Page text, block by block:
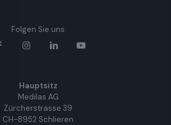
Folgen Sie uns
Hauptsitz
Medilas AG
Zürcherstrasse 39
CH-8952 Schlieren